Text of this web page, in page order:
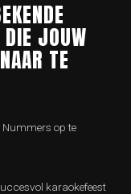
JOUW
TE
Nummers op te
karaokefeest